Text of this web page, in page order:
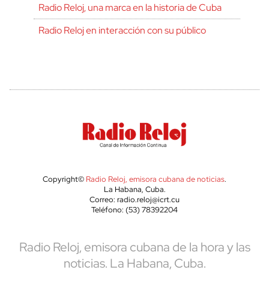
Radio Reloj, una marca en la historia de Cuba
Radio Reloj en interacción con su público
Copyright© Radio Reloj, emisora cubana de noticias.
La Habana, Cuba.
Correo: radio.reloj@icrt.cu
Teléfono: (53) 78392204
Radio Reloj, emisora cubana de la hora y las
noticias. La Habana, Cuba.